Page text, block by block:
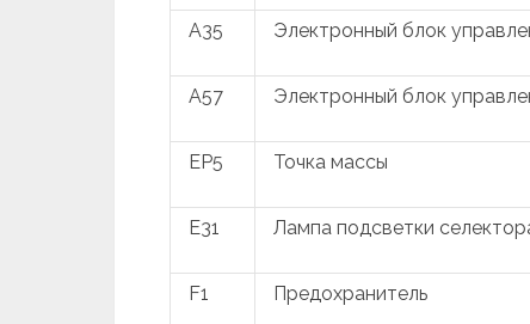
A35 Электронный блок
A57 Электронный блок
EP5 Точка массы
E31 Лампа подсветки
F1 Предохранитель